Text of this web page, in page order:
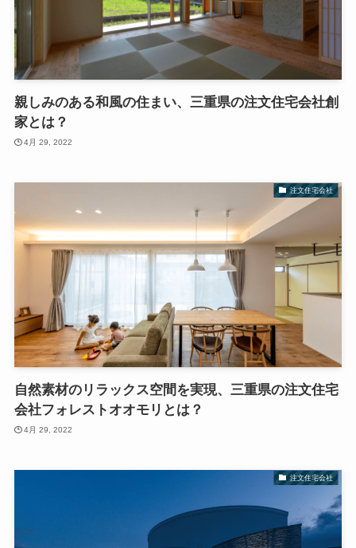
親しみのある和風の住まい、三重県の注文住宅会社創
家とは？
4月 29, 2022
注文住宅会社
自然素材のリラックス空間を実現、三重県の注文住宅
会社フォレストオオモリとは？
4月 29, 2022
注文住宅会社